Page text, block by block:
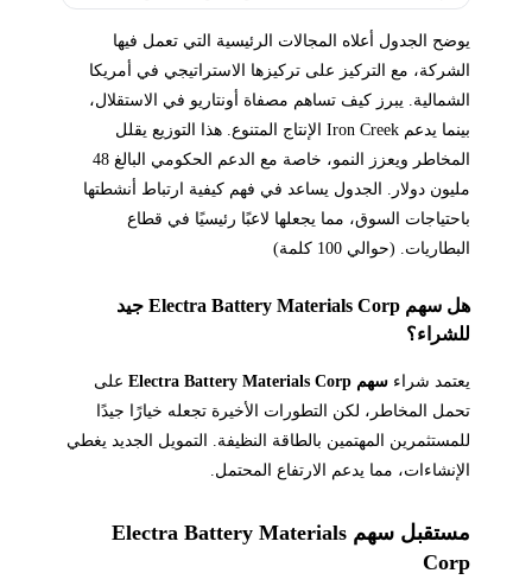
يوضح الجدول أعلاه المجالات الرئيسية التي تعمل فيها
الشركة، مع التركيز على تركيزها الاستراتيجي في أمريكا
الشمالية. يبرز كيف تساهم مصفاة أونتاريو في الاستقلال،
بينما يدعم Iron Creek الإنتاج المتنوع. هذا التوزيع يقلل
المخاطر ويعزز النمو، خاصة مع الدعم الحكومي البالغ 48
مليون دولار. الجدول يساعد في فهم كيفية ارتباط أنشطتها
باحتياجات السوق، مما يجعلها لاعبًا رئيسيًا في قطاع
البطاريات. (حوالي 100 كلمة)
هل سهم Electra Battery Materials Corp جيد
للشراء؟
يعتمد شراء سهم Electra Battery Materials Corp
على
تحمل المخاطر، لكن التطورات الأخيرة تجعله خيارًا جيدًا
للمستثمرين المهتمين بالطاقة النظيفة. التمويل الجديد يغطي
الإنشاءات، مما يدعم الارتفاع المحتمل.
مستقبل سهم Electra Battery Materials
Corp